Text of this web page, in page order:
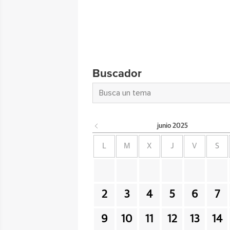
Buscador
junio 2025
L M X J V S
2 3 4 5 6 7
9 10 11 12 13 14